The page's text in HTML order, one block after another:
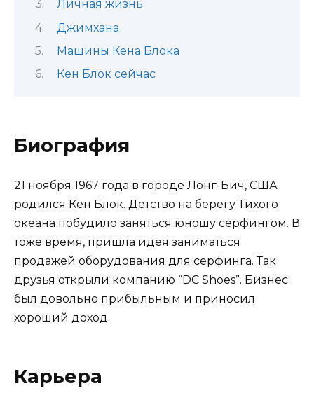
Личная жизнь
Джимхана
Машины Кена Блока
Кен Блок сейчас
Биография
21 ноября 1967 года в городе Лонг-Бич, США
родился Кен Блок. Детство на берегу Тихого
океана побудило заняться юношу серфингом. В
тоже время, пришла идея заниматься
продажей оборудования для серфинга. Так
друзья открыли компанию “DC Shoes”. Бизнес
был довольно прибыльным и приносил
хороший доход.
Карьера